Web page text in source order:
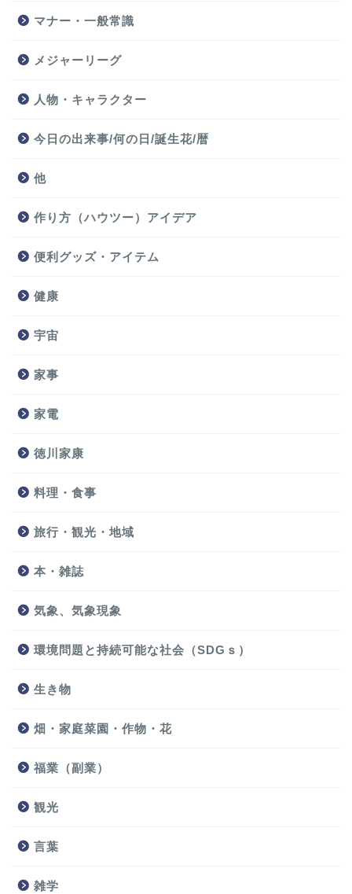
マナー・一般常識
メジャーリーグ
人物・キャラクター
今日の出来事/何の日/誕生花/暦
他
作り方（ハウツー）アイデア
便利グッズ・アイテム
健康
宇宙
家事
家電
徳川家康
料理・食事
旅行・観光・地域
本・雑誌
気象、気象現象
環境問題と持続可能な社会（SDGｓ）
生き物
畑・家庭菜園・作物・花
福業（副業）
観光
言葉
雑学